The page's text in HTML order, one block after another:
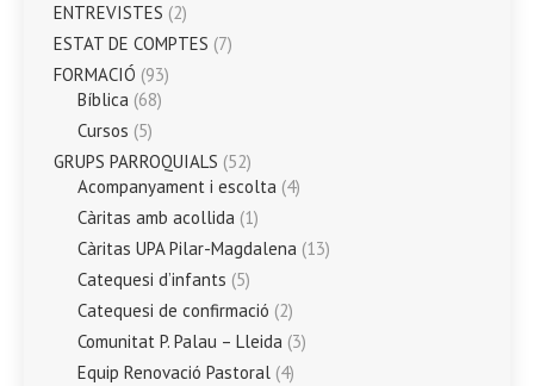
ENTREVISTES (2)
ESTAT DE COMPTES (7)
FORMACIÓ (93)
Bíblica (68)
Cursos (5)
GRUPS PARROQUIALS (52)
Acompanyament i escolta (4)
Càritas amb acollida (1)
Càritas UPA Pilar-Magdalena (13)
Catequesi d’infants (5)
Catequesi de confirmació (2)
Comunitat P. Palau – Lleida (3)
Equip Renovació Pastoral (4)